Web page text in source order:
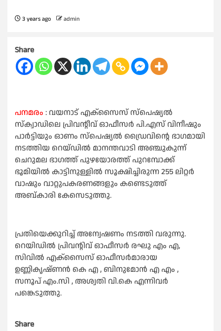
3 years ago admin
Share
പനമരം : വയനാട് എക്സൈസ് സ്പെഷ്യൽ
സ്ക്വാഡിലെ പ്രിവന്റീവ് ഓഫീസർ പി.എസ് വിനീഷും
പാർട്ടിയും ഓണം സ്പെഷ്യൽ ഡ്രൈവിന്റെ ഭാഗമായി
നടത്തിയ റെയ്ഡിൽ മാനന്തവാടി അഞ്ചുകുന്ന്
ചെറുമല ഭാഗത്ത് പുഴയോരത്ത് പുറമ്പോക്ക്
ഭൂമിയിൽ കാട്ടിനുള്ളിൽ സൂക്ഷിച്ചിരുന്ന 255 ലിറ്റർ
വാഷും വാറ്റുപകരണങ്ങളും കണ്ടെടുത്ത്
അബ്കാരി കേസെടുത്തു.
പ്രതിയെക്കുറിച്ച് അന്വേഷണം നടത്തി വരുന്നു.
റെയിഡിൽ പ്രിവന്റിവ് ഓഫീസർ രഘു എം എ,
സിവിൽ എക്സൈസ് ഓഫീസർമാരായ
ഉണ്ണികൃഷ്ണൻ കെ എ , ബിനുമോൻ എ എം ,
സനൂപ് എം.സി , അശ്വതി വി.കെ എന്നിവർ
പങ്കെടുത്തു.
Share